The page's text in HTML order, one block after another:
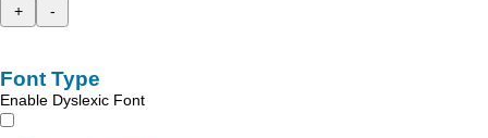
+
-
Font Type
Enable Dyslexic Font